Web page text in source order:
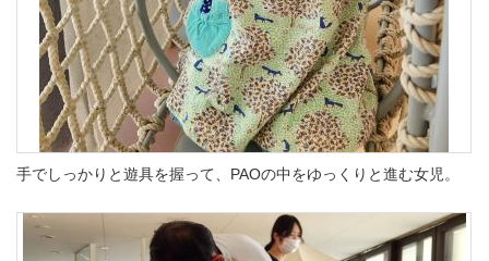
手でしっかりと遊具を握って、PAOの中をゆっくりと進む女児。